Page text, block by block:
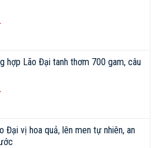
hợp Lão Đại tanh thơm 700 gam, câu
Đại vị hoa quả, lên men tự nhiên, an